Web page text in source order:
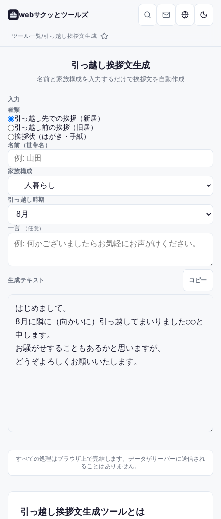
webサクッとツールズ
ツール一覧/引っ越し挨拶文生成
引っ越し挨拶文生成
名前と家族構成を入力するだけで挨拶文を自動作成
入力
種類
引っ越し先での挨拶（新居）
引っ越し前の挨拶（旧居）
挨拶状（はがき・手紙）
名前（世帯名）
家族構成
引っ越し時期
一言 （任意）
生成テキスト コピー
すべての処理はブラウザ上で完結します。データがサーバーに送信され
ることはありません。
引っ越し挨拶文生成ツールとは